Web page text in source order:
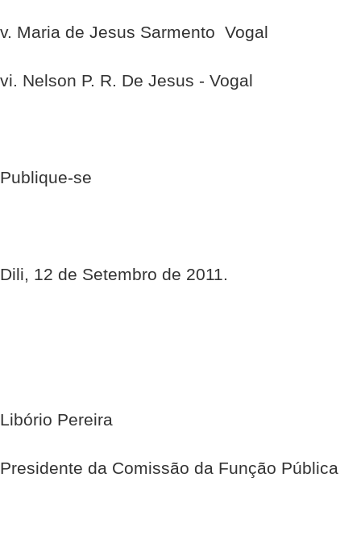
v. Maria de Jesus Sarmento  Vogal
vi. Nelson P. R. De Jesus - Vogal
Publique-se
Dili, 12 de Setembro de 2011.
Libório Pereira
Presidente da Comissão da Função Pública